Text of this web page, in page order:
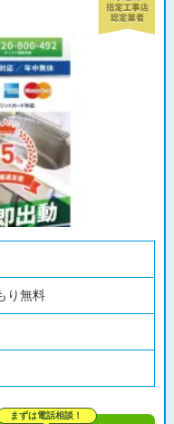
り無料
まずは電話相談！